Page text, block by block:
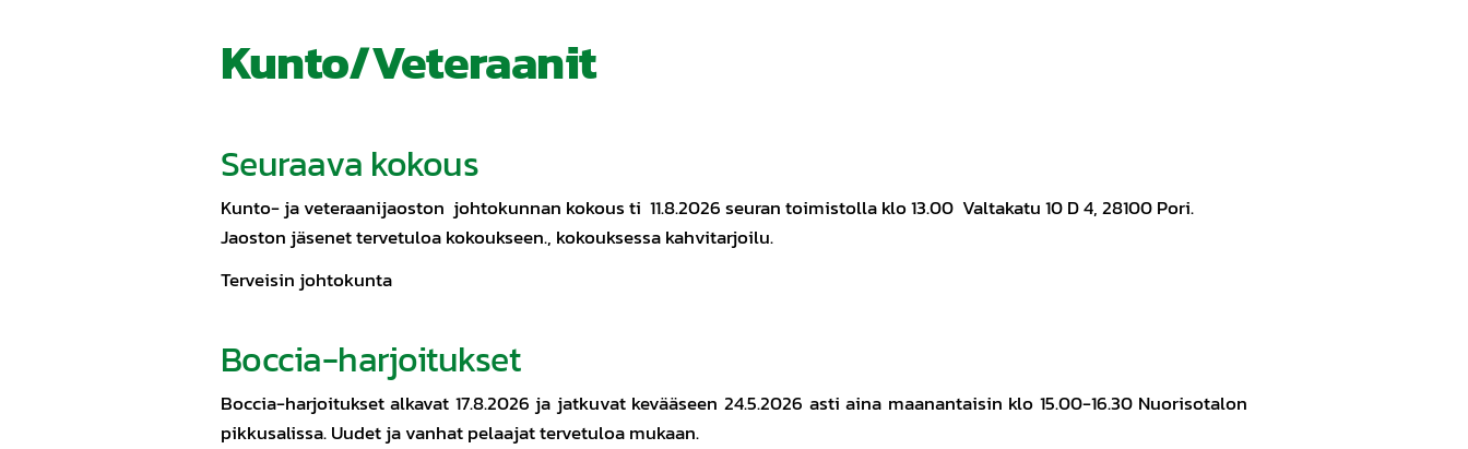
Kunto/Veteraanit
Seuraava kokous
Kunto- ja veteraanijaoston johtokunnan kokous ti 11.8.2026 seuran toimistolla klo 13.00 Valtakatu 10 D 4, 28100 Pori.
Jaoston jäsenet tervetuloa kokoukseen., kokouksessa kahvitarjoilu.
Terveisin johtokunta
Boccia-harjoitukset
Boccia-harjoitukset alkavat 17.8.2026 ja jatkuvat kevääseen 24.5.2026 asti aina maanantaisin klo 15.00-16.30 Nuorisotalon
pikkusalissa. Uudet ja vanhat pelaajat tervetuloa mukaan.